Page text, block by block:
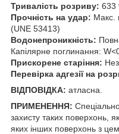
Тривалість розриву: 633
Прочність на удар: Макс.
(UNE 53413)
Водонепроникність:
Капілярне поглинання:
Прискорене старіння:
Перевірка адгезії на
ВІДПОВІДКА: атласна.
ПРИМЕНЕННЯ:
захисту таких поверхонь,
яких інших поверхонь з